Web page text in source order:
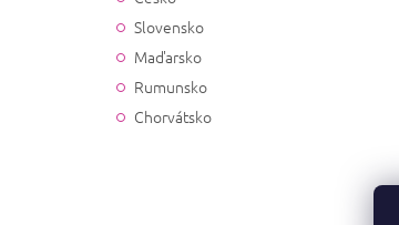
Slovensko
Maďarsko
Rumunsko
Chorvátsko